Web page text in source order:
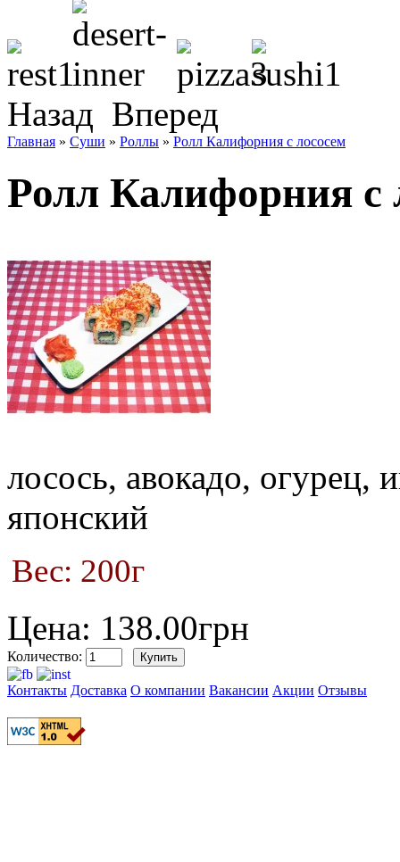
Назад Вперед
Главная » Суши » Роллы » Ролл Калифорния с лососем
Ролл Калифорния с
лосось, авокадо, огурец,
японский
Вес: 200г
Цена: 138.00грн
Количество:
Контакты Доставка О компании Вакансии Акции Отзывы